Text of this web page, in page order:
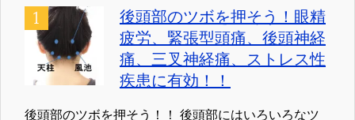
後頭部のツボを押そう！眼精
疲労、緊張型頭痛、後頭神経
痛、三叉神経痛、ストレス性
疾患に有効！！
後頭部のツボを押そう！！ 後頭部にはいろいろなツ